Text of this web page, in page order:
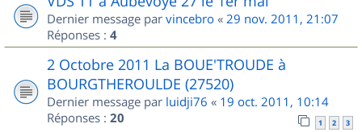
Dernier message par vincebro « 29 nov. 2011, 21:07
Réponses : 4
2 Octobre 2011 La BOUE'TROUDE à
BOURGTHEROULDE (27520)
Dernier message par luidji76 « 19 oct. 2011, 10:14
Réponses : 20 1 2 3